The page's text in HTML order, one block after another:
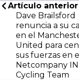
Artículo anterior
Dave Brailsford
renuncia a su
en el
United para
sus fuerzas en el
Netcompany
Cycling Team